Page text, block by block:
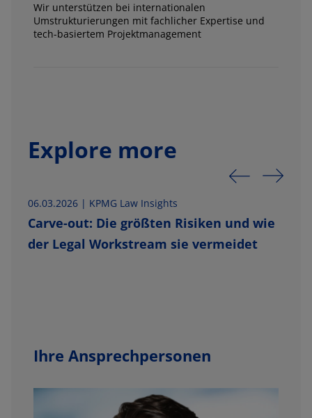
Wir unterstützen bei internationalen
Umstrukturierungen mit fachlicher Expertise und
tech-basiertem Projektmanagement
Explore more
06.03.2026 | KPMG Law Insights
Carve-out: Die größten Risiken und wie
der Legal Workstream sie vermeidet
Ihre Ansprechpersonen